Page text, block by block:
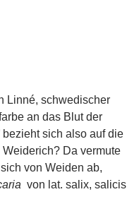
Linné, schwedischer
an das Blut der
bezieht sich also auf die
Da vermute
von Weiden ab,
von lat. salix, salicis